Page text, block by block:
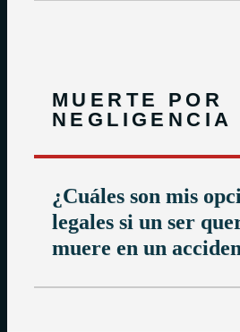
MUERTE POR
NEGLIGENCIA
¿Cuáles son mis
legales si un ser
muere en un